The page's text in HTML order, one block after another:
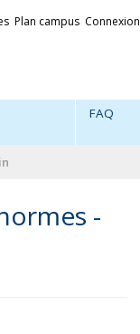
Plan campus Connexion
FAQ
-